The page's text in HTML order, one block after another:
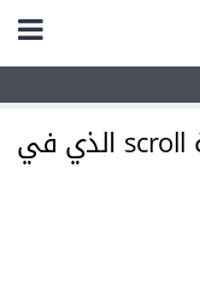
كيف يمكنني معالجة scroll الذي في